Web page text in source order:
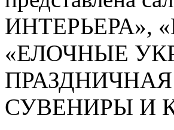
ИНТЕРЬЕРА»,
«ЕЛОЧНЫЕ
СУВЕНИРЫ И